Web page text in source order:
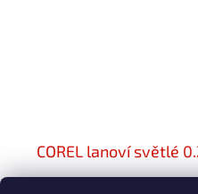
COREL lanoví světlé